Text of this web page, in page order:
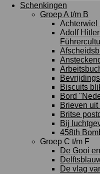
Schenkingen
Groep A t/m B
Achterwiel
Adolf
Biscuits
Bord
Brieven
Britse
Bij
458th
Groep C t/m F
De Gooi
De vlag